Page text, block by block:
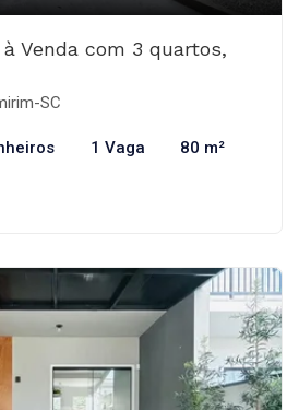
Venda com 3 quartos,
SC
1 Vaga 80 m²